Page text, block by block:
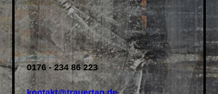
0176 - 234 86 223